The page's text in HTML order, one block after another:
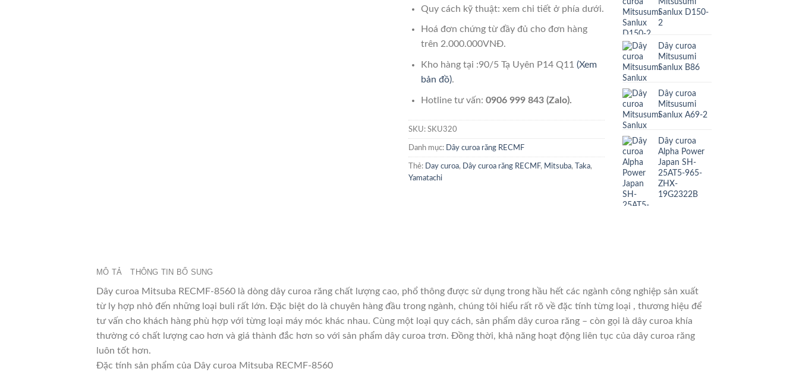
Quy cách kỹ thuật: xem chi tiết ở phía dưới.
Hoá đơn chứng từ đầy đủ cho đơn hàng
trên 2.000.000VNĐ.
Kho hàng tại :90/5 Tạ Uyên P14 Q11 (Xem
bản đồ).
Hotline tư vấn: 0906 999 843 (Zalo).
SKU: SKU320
Danh mục: Dây curoa răng RECMF
Thẻ: Day curoa, Dây curoa răng RECMF, Mitsuba, Taka,
Yamatachi
Sanlux D150-
2
Dây curoa
Mitsusumi
Sanlux B86
Dây curoa
Mitsusumi
Sanlux A69-2
Dây curoa
Alpha Power
Japan SH-
25AT5-965-
ZHX-
19G2322B
MÔ TẢ THÔNG TIN BỔ SUNG
Dây curoa Mitsuba RECMF-8560 là dòng dây curoa răng chất lượng cao, phổ thông được sử dụng trong hầu hết các ngành công nghiệp sản xuất
từ ly hợp nhỏ đến những loại buli rất lớn. Đặc biệt do là chuyên hàng đầu trong ngành, chúng tôi hiểu rất rõ về đặc tính từng loại , thương hiệu để
tư vấn cho khách hàng phù hợp với từng loại máy móc khác nhau. Cùng một loại quy cách, sản phẩm dây curoa răng – còn gọi là dây curoa khía
thường có chất lượng cao hơn và giá thành đắc hơn so với sản phẩm dây curoa trơn. Đồng thời, khả năng hoạt động liên tục của dây curoa răng
luôn tốt hơn.
Đặc tính sản phẩm của Dây curoa Mitsuba RECMF-8560